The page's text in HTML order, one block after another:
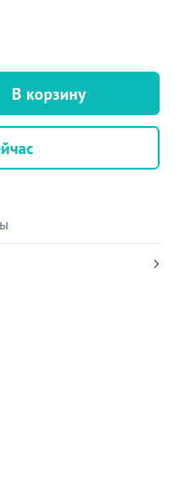
В корзину